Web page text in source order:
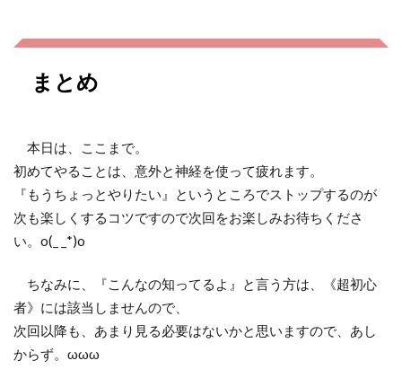
まとめ
本日は、ここまで。
初めてやることは、意外と神経を使って疲れます。
『もうちょっとやりたい』というところでストップするのが
次も楽しくするコツですので次回をお楽しみお待ちくださ
い。o(_ _*)o
ちなみに、『こんなの知ってるよ』と言う方は、《超初心
者》には該当しませんので、
次回以降も、あまり見る必要はないかと思いますので、あし
からず。ωωω